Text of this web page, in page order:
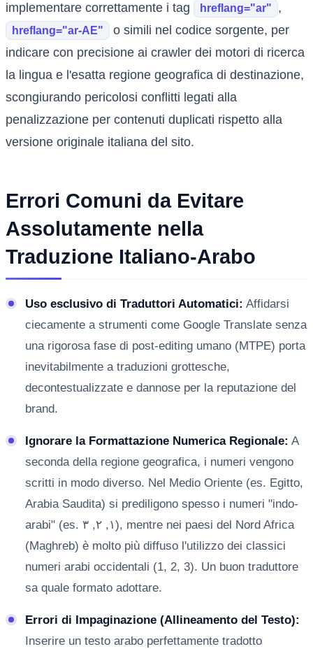
implementare correttamente i tag
hreflang="ar" ,
hreflang="ar-AE"
o simili nel codice sorgente, per
indicare con precisione ai crawler dei motori di ricerca
la lingua e l'esatta regione geografica di destinazione,
scongiurando pericolosi conflitti legati alla
penalizzazione per contenuti duplicati rispetto alla
versione originale italiana del sito.
Errori Comuni da Evitare
Assolutamente nella
Traduzione Italiano-Arabo
Uso esclusivo di Traduttori Automatici: Affidarsi
ciecamente a strumenti come Google Translate senza
una rigorosa fase di post-editing umano (MTPE) porta
inevitabilmente a traduzioni grottesche,
decontestualizzate e dannose per la reputazione del
brand.
Ignorare la Formattazione Numerica Regionale: A
seconda della regione geografica, i numeri vengono
scritti in modo diverso. Nel Medio Oriente (es. Egitto,
Arabia Saudita) si prediligono spesso i numeri "indo-
arabi" (es. ١, ٢, ٣), mentre nei paesi del Nord Africa
(Maghreb) è molto più diffuso l'utilizzo dei classici
numeri arabi occidentali (1, 2, 3). Un buon traduttore
sa quale formato adottare.
Errori di Impaginazione (Allineamento del Testo):
Inserire un testo arabo perfettamente tradotto